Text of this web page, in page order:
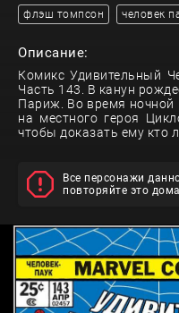
флэш томпсон человек
Описание:
Комикс Удивительный
Часть 143. В канун
Париж. Во время ночной
на местного героя
чтобы доказать ему кто
Все персонажи
повторяйте это